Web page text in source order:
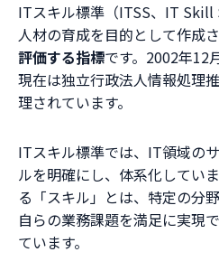
ITスキル標準（ITSS、IT
人材の育成を目的として作成さ
評価する指標です。2002年12
現在は独立行政法人情報処理
理されています。
ITスキル標準では、IT領域の
ルを明確にし、体系化してい
る「スキル」とは、特定の分
自らの業務課題を満足に実現
ています。